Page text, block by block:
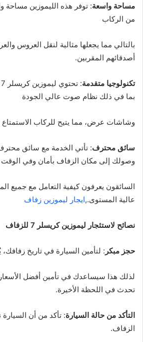
مساحة واسعة: توفر هذه الليموزين مساحة
من الركاب
بالتالي مما يجعلها مثالية لنقل العروس
أصدقائهم المقربين.
تكنولوجيا متقدمة
بما في ذلك نظام صوت عالي الجودة
وشاشات عرض، مما يتيح للركاب الاستمتاع
سائق محترف: تأتي الخدمة مع سائق
وصولك إلى مكان الزفاف بأمان وفي الوقت
السائقون يعرفون كيفية التعامل مع جميع
عالية المستوى.,ايجار ليموزين زفاف
نصائح لاستئجار ليموزين كريسلر 7 للزفاف
حجز مبكر : لتأمين السيارة في تاريخ
لذلك هذا سيساعدك في تأمين أفضل
تحدث في اللحظة الأخيرة.
التأكد من حالة السيارة: تأكد من أن
الزفاف.